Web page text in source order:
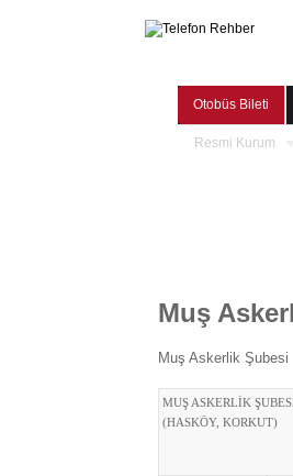
Otobüs Bileti
Resmi Kurum
Muş
Muş Askerlik Şubesi
MUŞ ASKERLİK
(HASKÖY, KORKUT)